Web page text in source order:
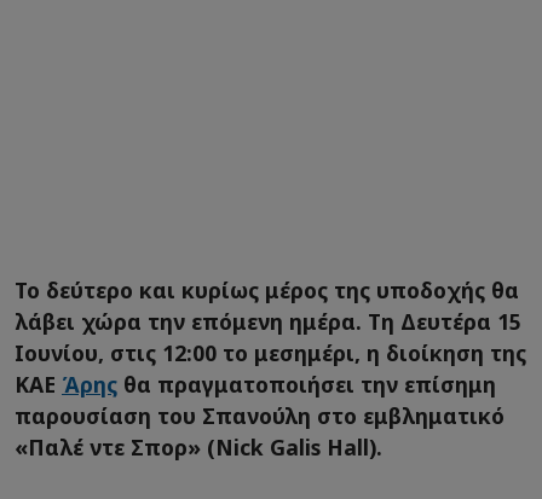
Το δεύτερο και κυρίως μέρος της υποδοχής θα
λάβει χώρα την επόμενη ημέρα. Τη Δευτέρα 15
Ιουνίου, στις 12:00 το μεσημέρι, η διοίκηση της
ΚΑΕ Άρης θα πραγματοποιήσει την επίσημη
παρουσίαση του Σπανούλη στο εμβληματικό
«Παλέ ντε Σπορ» (Nick Galis Hall).